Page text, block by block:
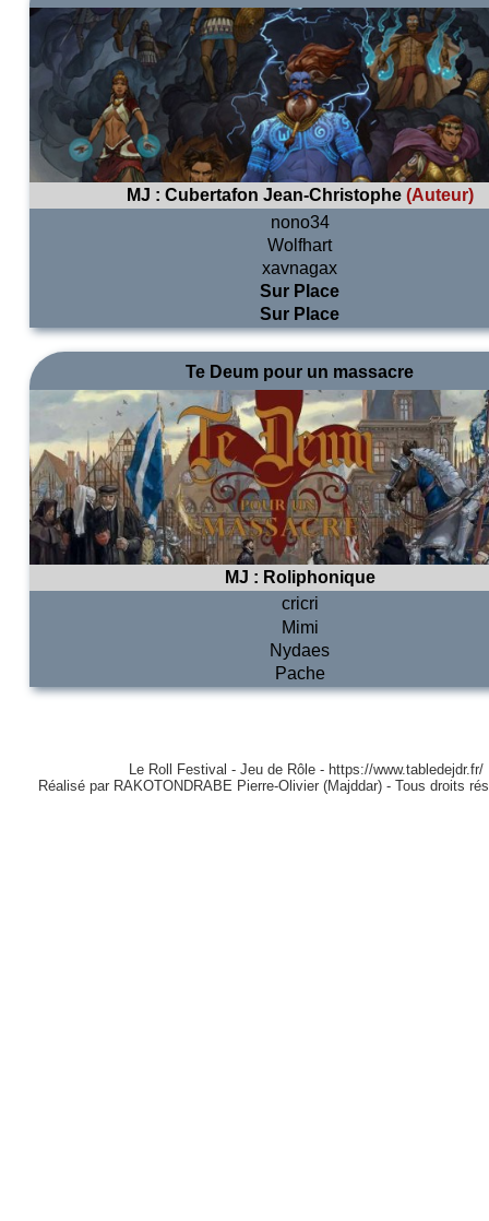
MJ : Cubertafon Jean-Christophe (Auteur)
nono34
Wolfhart
xavnagax
Sur Place
Sur Place
Te Deum pour un massacre
MJ : Roliphonique
cricri
Mimi
Nydaes
Pache
Le Roll Festival - Jeu de Rôle - https://www.tabledejdr.fr/
Réalisé par RAKOTONDRABE Pierre-Olivier (Majddar) - Tous droits